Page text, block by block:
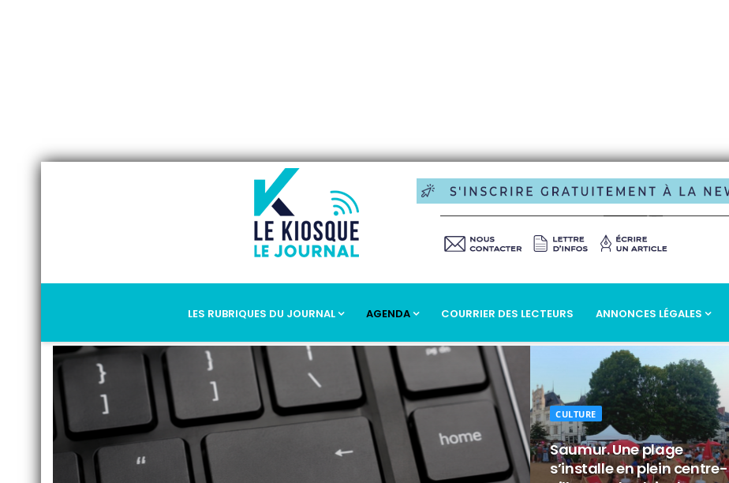
Saumur Kiosque
LES RUBRIQUES DU JOURNAL AGENDA COURRIER DES LECTEURS ANNONCES LÉGALES
CULTURE
Saumur. Une plage
s’installe en plein centre-